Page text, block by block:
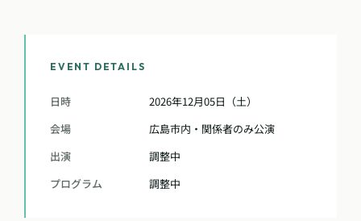
EVENT DETAILS
日時 2026年12月05日（土）
会場 広島市内・関係者のみ公演
出演 調整中
プログラム 調整中